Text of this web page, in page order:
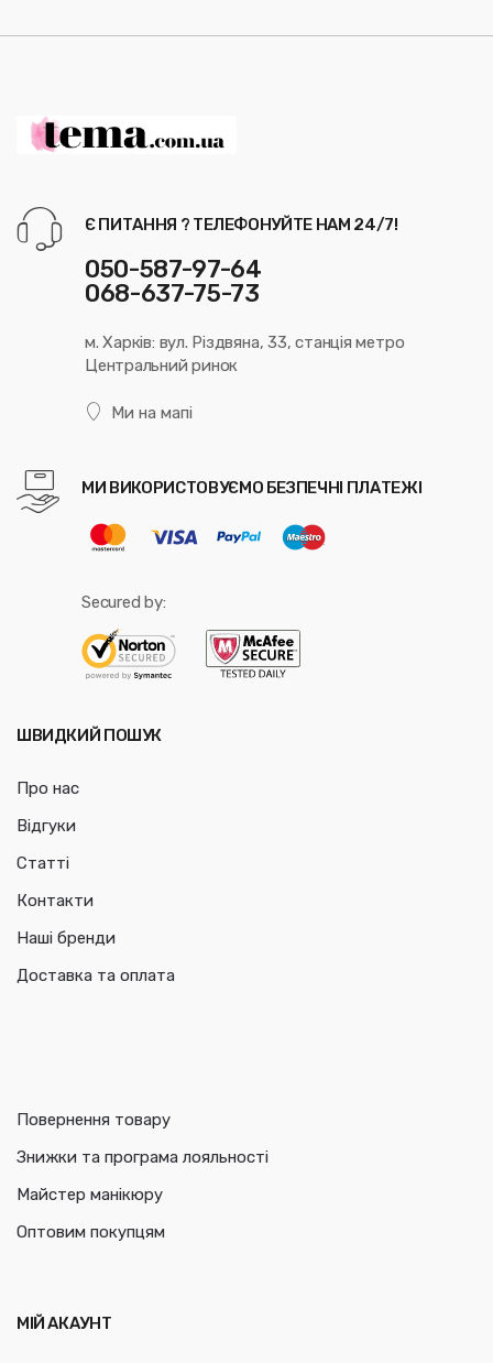
Є ПИТАННЯ ? ТЕЛЕФОНУЙТЕ НАМ 24/7!
050-587-97-64
068-637-75-73
м. Харків: вул. Різдвяна, 33, станція метро
Центральний ринок
Ми на мапі
МИ ВИКОРИСТОВУЄМО БЕЗПЕЧНІ ПЛАТЕЖІ
Secured by:
ШВИДКИЙ ПОШУК
Про нас
Відгуки
Статті
Контакти
Наші бренди
Доставка та оплата
Повернення товару
Знижки та програма лояльності
Майстер манікюру
Оптовим покупцям
МІЙ АКАУНТ